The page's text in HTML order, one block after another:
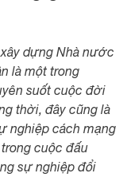
dựng Nhà nước
là một trong
suốt cuộc đời
thời, đây cũng là
nghiệp cách mạng
cuộc đấu
sự nghiệp đổi